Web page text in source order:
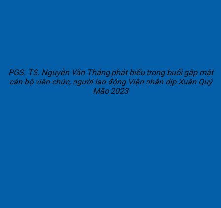
PGS. TS. Nguyễn Văn Thắng phát biểu trong buổi gặp mặt
cán bộ viên chức, người lao động Viện nhân dịp Xuân Quý
Mão 2023